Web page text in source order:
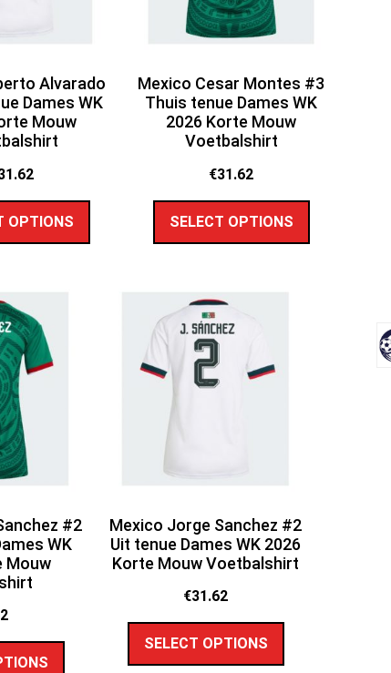
Alvarado
Dames WK
Mouw
OPTIONS
Mexico Cesar Montes #3
Thuis tenue Dames WK
2026 Korte Mouw
Voetbalshirt
€31.62
SELECT OPTIONS
#2
WK
Mouw
Mexico Jorge Sanchez #2
Uit tenue Dames WK 2026
Korte Mouw Voetbalshirt
€31.62
SELECT OPTIONS